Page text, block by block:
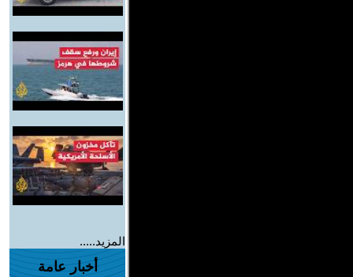
المزيد.....
أخبار عامة